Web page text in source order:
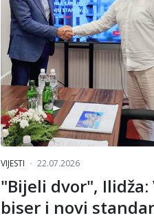
VIJESTI 22.07.2026
"Bijeli dvor",
biser i novi